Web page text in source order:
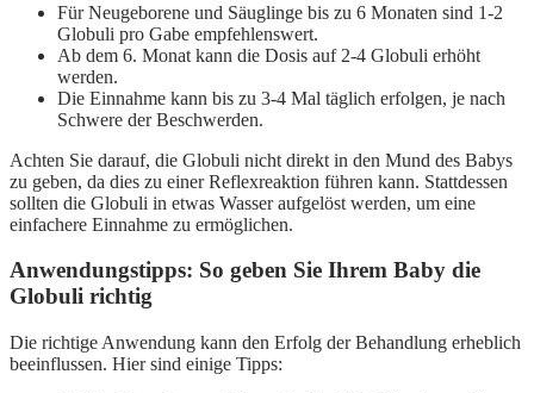
Für Neugeborene und Säuglinge bis zu 6 Monaten sind 1-2
Globuli pro Gabe empfehlenswert.
Ab dem 6. Monat kann die Dosis auf 2-4 Globuli erhöht
werden.
Die Einnahme kann bis zu 3-4 Mal täglich erfolgen, je nach
Schwere der Beschwerden.
Achten Sie darauf, die Globuli nicht direkt in den Mund des Babys
zu geben, da dies zu einer Reflexreaktion führen kann. Stattdessen
sollten die Globuli in etwas Wasser aufgelöst werden, um eine
einfachere Einnahme zu ermöglichen.
Anwendungstipps: So geben Sie Ihrem Baby die
Globuli richtig
Die richtige Anwendung kann den Erfolg der Behandlung erheblich
beeinflussen. Hier sind einige Tipps: